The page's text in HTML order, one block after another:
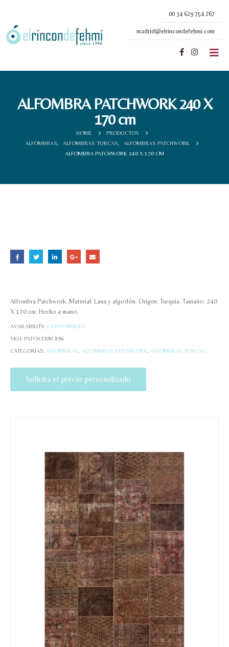
00 34 629 754 267
madrid@elrincondefehmi.com
ALFOMBRA PATCHWORK 240 X
170 cm
HOME
PRODUCTOS
ALFOMBRAS
ALFOMBRAS TURCAS
ALFOMBRAS PATCHWORK
ALFOMBRA PATCHWORK 240 X 170 CM
Alfombra Patchwork. Material: Lana y algodón. Origen: Turquía. Tamaño: 240
X 170 cm. Hecho a mano.
AVAILABILITY: 1 DISPONIBLES
SKU: PATCH ERM 896
CATEGORÍAS: ALFOMBRAS ALFOMBRAS PATCHWORK ALFOMBRAS TURCAS
Solicita el precio personalizado